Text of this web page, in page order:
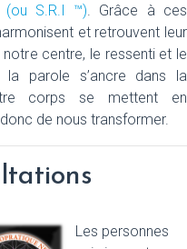
(ou S.R.I ™). Grâce à ces
et retrouvent leur
centre, le ressenti et le
la parole s’ancre dans la
corps se mettent en
de nous transformer.
Les personnes